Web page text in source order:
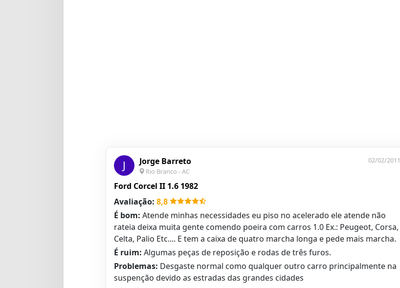
J Jorge Barreto
Rio Branco - AC
02/02/2011
Ford Corcel II 1.6 1982
Avaliação: 8,8
É bom: Atende minhas necessidades eu piso no acelerado ele atende não
rateia deixa muita gente comendo poeira com carros 1.0 Ex.: Peugeot, Corsa,
Celta, Palio Etc.... E tem a caixa de quatro marcha longa e pede mais marcha.
É ruim: Algumas peças de reposição e rodas de três furos.
Problemas: Desgaste normal como qualquer outro carro principalmente na
suspenção devido as estradas das grandes cidades